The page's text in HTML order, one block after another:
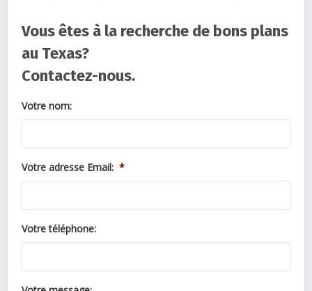
Vous êtes à la recherche de bons plans
au Texas?
Contactez-nous.
Votre nom:
Votre adresse Email: *
Votre téléphone: